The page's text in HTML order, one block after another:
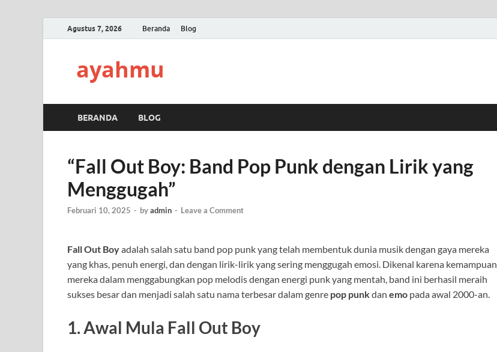
Agustus 7, 2026 Beranda Blog
ayahmu
BERANDA BLOG
“Fall Out Boy: Band Pop Punk dengan Lirik yang
Menggugah”
Februari 10, 2025 - byadmin - Leave a Comment
Fall Out Boyadalah salah satu band pop punk yang telah membentuk dunia musik dengan gaya mereka
yang khas, penuh energi, dan dengan lirik-lirik yang sering menggugah emosi. Dikenal karena kemampuan
mereka dalam menggabungkan pop melodis dengan energi punk yang mentah, band ini berhasil meraih
sukses besar dan menjadi salah satu nama terbesar dalam genre pop punkdan emo pada awal 2000-an.
1.Awal Mula Fall Out Boy